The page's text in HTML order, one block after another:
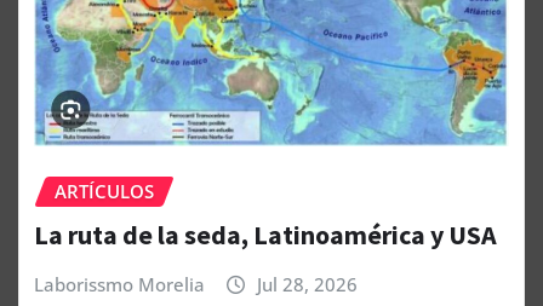
ARTÍCULOS
La ruta de la seda, Latinoamérica y USA
Laborissmo Morelia Jul 28, 2026